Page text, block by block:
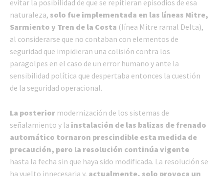
evitar la posibilidad de que se repitieran episodios de esa
naturaleza, solo fue implementada en las líneas Mitre,
Sarmiento y Tren de la Costa (línea Mitre ramal Delta),
al considerarse que no contaban con elementos de
seguridad que impidieran una colisión contra los
paragolpes en el caso de un error humano y ante la
sensibilidad política que despertaba entonces la cuestión
de la seguridad operacional.
La posterior modernización de los sistemas de
señalamiento y la instalación de las balizas de frenado
automático tornaron prescindible esta medida de
precaución, pero la resolución continúa vigente
hasta la fecha sin que haya sido modificada. La resolución se
ha vuelto innecesaria y, actualmente, solo provoca un